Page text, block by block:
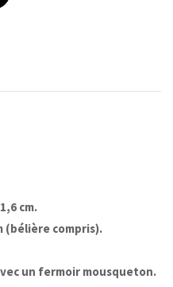
cm.
(bélière compris).
un fermoir mousqueton.